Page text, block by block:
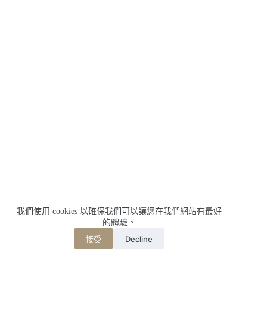
我們使用 cookies 以確保我們可以讓您在我們網站有最好
的體驗。
接受 Decline